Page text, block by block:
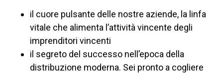
il cuore pulsante delle nostre aziende, la linfa
vitale che alimenta l’attività vincente degli
imprenditori vincenti
il segreto del successo nell’epoca della
distribuzione moderna. Sei pronto a cogliere